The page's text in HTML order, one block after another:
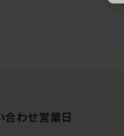
合わせ営業日